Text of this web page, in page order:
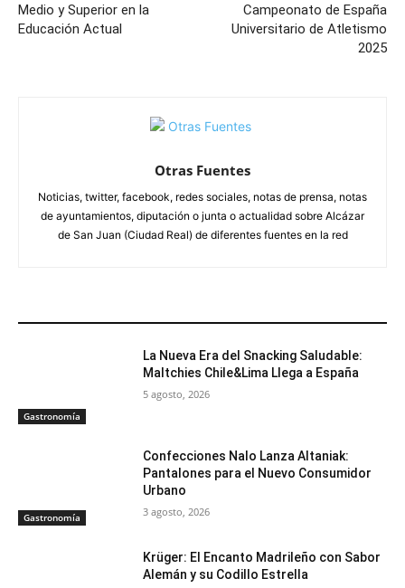
Medio y Superior en la
Educación Actual
Campeonato de España
Universitario de Atletismo
2025
Otras Fuentes
Noticias, twitter, facebook, redes sociales, notas de prensa, notas
de ayuntamientos, diputación o junta o actualidad sobre Alcázar
de San Juan (Ciudad Real) de diferentes fuentes en la red
Gastronomía
La Nueva Era del Snacking Saludable:
Maltchies Chile&Lima Llega a España
5 agosto, 2026
Gastronomía
Confecciones Nalo Lanza Altaniak:
Pantalones para el Nuevo Consumidor
Urbano
3 agosto, 2026
Krüger: El Encanto Madrileño con Sabor
Alemán y su Codillo Estrella